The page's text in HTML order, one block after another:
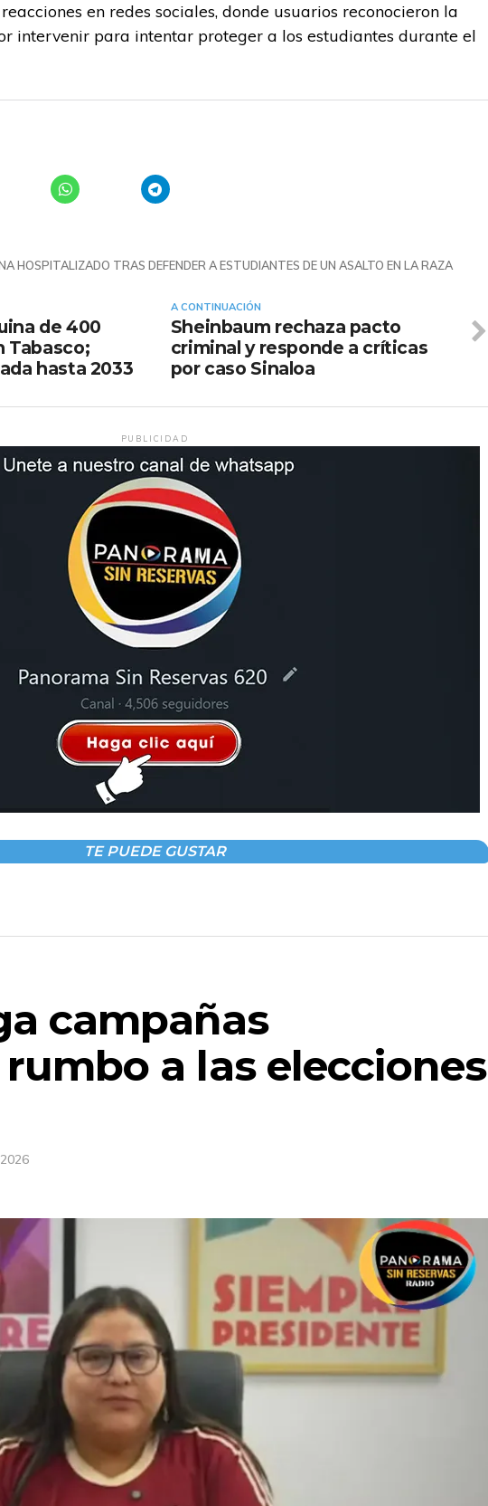
en redes sociales, donde usuarios reconocieron la
intervenir para intentar proteger a los estudiantes durante el
HOSPITALIZADO TRAS DEFENDER A ESTUDIANTES DE UN ASALTO EN LA RAZA
A CONTINUACIÓN
Sheinbaum rechaza pacto
criminal y responde a críticas
por caso Sinaloa
de 400
Tabasco;
hasta 2033
PUBLICIDAD
TE PUEDE GUSTAR
campañas
a las elecciones